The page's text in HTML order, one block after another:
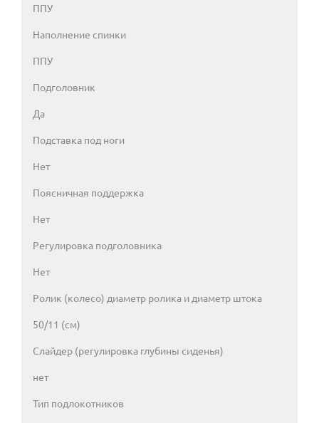
ППУ
Наполнение спинки
ППУ
Подголовник
Да
Подставка под ноги
Нет
Поясничная поддержка
Нет
Регулировка подголовника
Нет
Ролик (колесо) диаметр ролика и диаметр штока
50/11 (см)
Слайдер (регулировка глубины сиденья)
нет
Тип подлокотников